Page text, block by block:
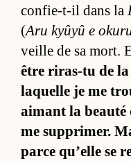
confie-t-il dans la
(Aru kyûyû e
veille de sa mort.
être ri­ras-tu de
laquelle je me
ai­mant la beauté
me sup­pri­mer.
parce qu’elle se